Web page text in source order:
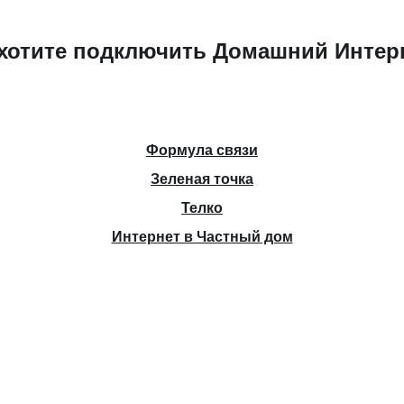
подключить Домашний
Формула связи
Зеленая точка
Телко
Интернет в Частный дом